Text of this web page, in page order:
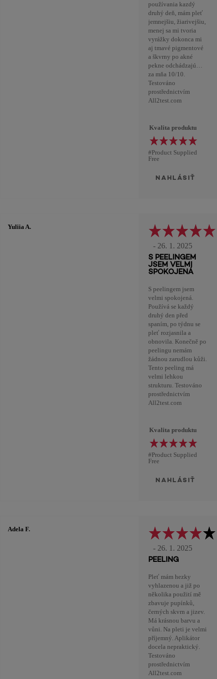
používania kazdý
druhý deň, mám pleť
jemnejšiu, žiarivejšiu,
menej sa mi tvoria
vyrážky dokonca mi
aj tmavé pigmentové
a škvrny po akné
pekne odchádzajú…
za mňa 10/10.
Testováno
prostřednictvím
All2test.com
Kvalita produktu
#Product Supplied
Free
NAHLÁSIŤ
Yuliia A.
- 26. 1. 2025
S PEELINGEM
JSEM VELMI
SPOKOJENÁ
S peelingem jsem
velmi spokojená.
Používá se každý
druhý den před
spaním, po týdnu se
pleť rozjasnila a
obnovila. Konečně po
peelingu nemám
žádnou zarudlou kůži.
Tento peeling má
velmi lehkou
strukturu. Testováno
prostřednictvím
All2test.com
Kvalita produktu
#Product Supplied
Free
NAHLÁSIŤ
Adela F.
- 26. 1. 2025
PEELING
Pleť mám hezky
vyhlazenou a již po
několika použití mě
zbavuje pupínků,
černých skvrn a jizev.
Má krásnou barvu a
vůni. Na pleti je velmi
příjemný. Aplikátor
docela nepraktický.
Testováno
prostřednictvím
All2test.com